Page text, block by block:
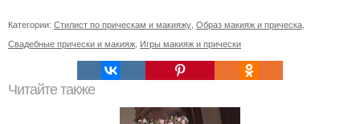
Категории: Стилист по прическам и макияжу, Образ макияж и прическа,
Свадебные прически и макияж, Игры макияж и прически
Читайте также